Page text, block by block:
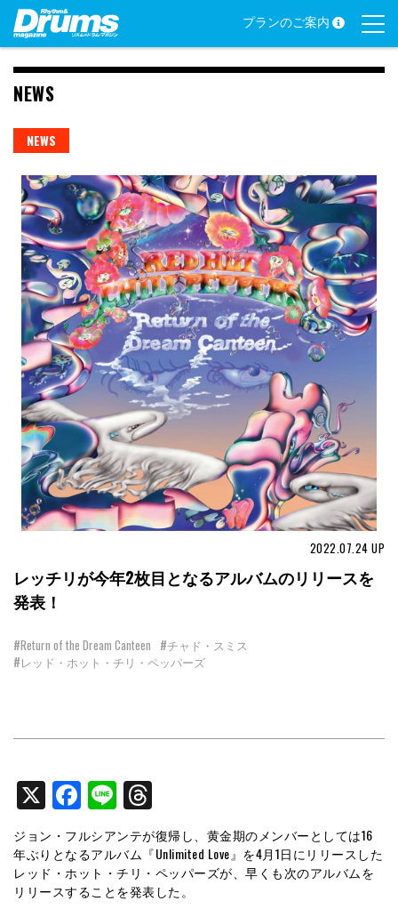
Skip
content
プランのご案内
NEWS
NEWS
2022.07.24 UP
レッチリが今年2枚目となるアルバムのリリースを
発表！
#Return of the Dream Canteen #チャド・スミス
#レッド・ホット・チリ・ペッパーズ
X Facebook
Line
ジョン・フルシアンテが復帰し、黄金期のメンバーとしては16
年ぶりとなるアルバム『Unlimited Love』を4月1日にリリースした
レッド・ホット・チリ・ペッパーズが、早くも次のアルバムを
リリースすることを発表した。